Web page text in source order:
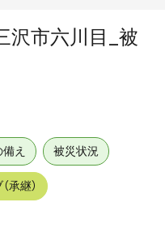
沢市六川目_被
え 被災状況
承継）